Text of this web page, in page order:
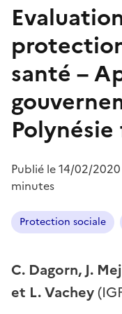
santé –
Publié le14/02/2020
minutes
Protection sociale
C. Dagorn, J.
et L. Vachey